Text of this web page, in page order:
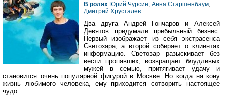
В ролях:Юрий Чурсин, Анна Старшенбаум,
Дмитрий Хрусталев
Два друга Андрей Гончаров и Алексей
Девятов придумали прибыльный бизнес.
Первый изображает из себя экстрасенса
Светозара, а второй собирает о клиентах
информацию. Светозар разыскивает без
вести пропавших, возвращает блудливых
мужей в семью, притягивает удачу и
становится очень популярной фигурой в Москве. Но когда на кону
жизнь любимого человека, ему приходится сотворить настоящее
чудо.